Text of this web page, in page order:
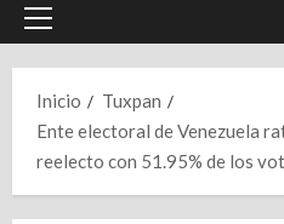
Menú
Inicio
Tuxpan
Ente electoral de Venezuela
reelecto con 51.95% de los